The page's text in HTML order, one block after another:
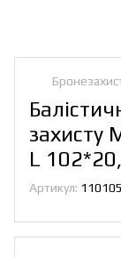
захисту
L
Артикул: 110105